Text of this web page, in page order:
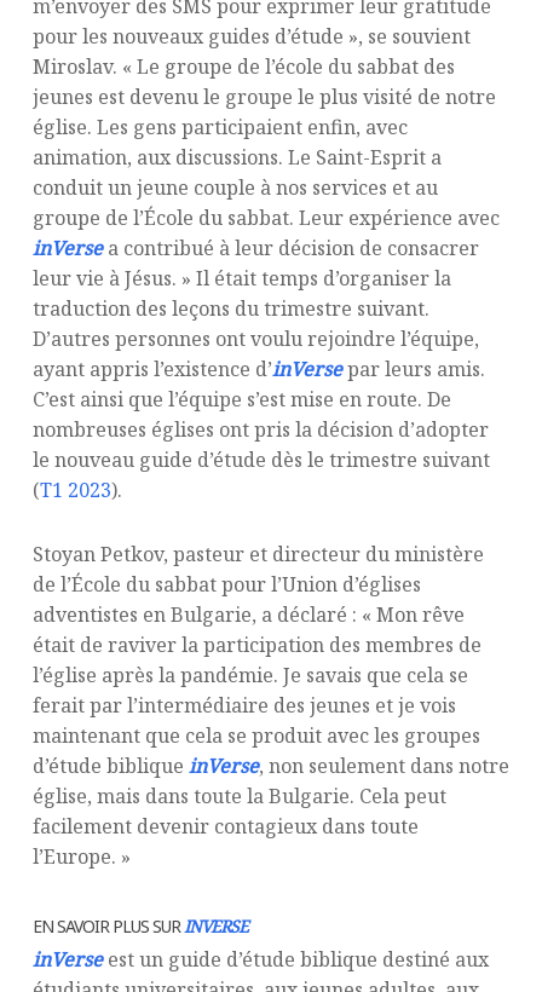
m’envoyer des SMS pour exprimer leur gratitude
pour les nouveaux guides d’étude », se souvient
Miroslav. « Le groupe de l’école du sabbat des
jeunes est devenu le groupe le plus visité de notre
église. Les gens participaient enfin, avec
animation, aux discussions. Le Saint-Esprit a
conduit un jeune couple à nos services et au
groupe de l’École du sabbat. Leur expérience avec
inVersea contribué à leur décision de consacrer
leur vie à Jésus. » Il était temps d’organiser la
traduction des leçons du trimestre suivant.
D’autres personnes ont voulu rejoindre l’équipe,
ayant appris l’existence d’inVersepar leurs amis.
C’est ainsi que l’équipe s’est mise en route. De
nombreuses églises ont pris la décision d’adopter
le nouveau guide d’étude dès le trimestre suivant
(T1 2023).
Stoyan Petkov, pasteur et directeur du ministère
de l’École du sabbat pour l’Union d’églises
adventistes en Bulgarie, a déclaré : « Mon rêve
était de raviver la participation des membres de
l’église après la pandémie. Je savais que cela se
ferait par l’intermédiaire des jeunes et je vois
maintenant que cela se produit avec les groupes
d’étude biblique inVerse, non seulement dans notre
église, mais dans toute la Bulgarie. Cela peut
facilement devenir contagieux dans toute
l’Europe. »
EN SAVOIR PLUS SURINVERSE
inVerseest un guide d’étude biblique destiné aux